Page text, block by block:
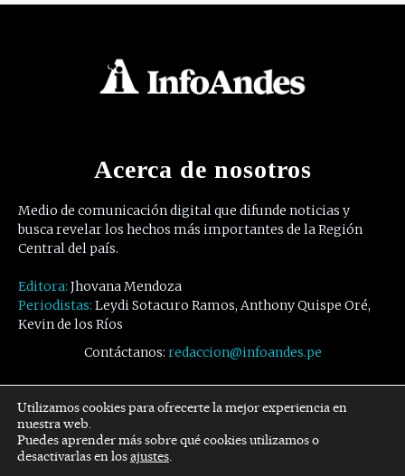
Acerca de nosotros
Medio de comunicación digital que difunde noticias y
busca revelar los hechos más importantes de la Región
Central del país.
Editora: Jhovana Mendoza
Periodistas: Leydi Sotacuro Ramos, Anthony Quispe Oré,
Kevin de los Ríos
Contáctanos: redaccion@infoandes.pe
Síguenos
Facebook Twitter Youtube
Utilizamos cookies para ofrecerte la mejor experiencia en
nuestra web.
Puedes aprender más sobre qué cookies utilizamos o
desactivarlas en losajustes.